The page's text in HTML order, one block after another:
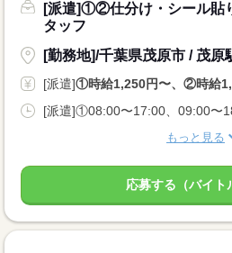
[派遣]①②仕分け・シール貼
タッフ
[勤務地]/千葉県茂原市 / 茂原
[派遣]①時給1,250円〜、②時給
もっと見る
応募する（バイト